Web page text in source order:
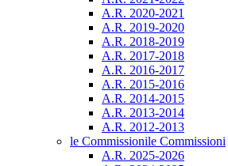
A.R. 2020-2021
A.R. 2019-2020
A.R. 2018-2019
A.R. 2017-2018
A.R. 2016-2017
A.R. 2015-2016
A.R. 2014-2015
A.R. 2013-2014
A.R. 2012-2013
le Commissionile Commissioni
A.R. 2025-2026